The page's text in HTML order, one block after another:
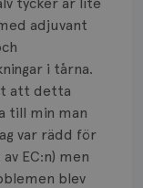
adjuvant
i tårna.
att detta
till min man
var rädd för
EC:n) men
blev